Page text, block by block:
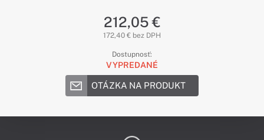
212,05 €
172,40 € bez DPH
Dostupnosť:
VYPREDANÉ
OTÁZKA NA PRODUKT